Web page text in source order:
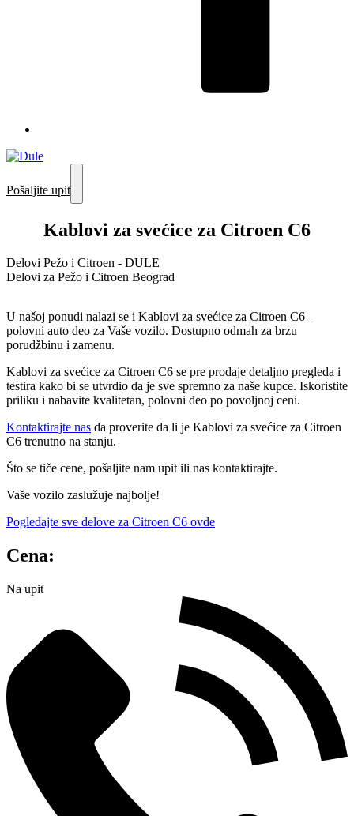
Pošaljite upit
Kablovi za svećice za Citroen C6
Delovi Pežo i Citroen - DULE
Delovi za Pežo i Citroen Beograd
U našoj ponudi nalazi se i Kablovi za svećice za Citroen C6 –
polovni auto deo za Vaše vozilo. Dostupno odmah za brzu
porudžbinu i zamenu.
Kablovi za svećice za Citroen C6 se pre prodaje detaljno pregleda i
testira kako bi se utvrdio da je sve spremno za naše kupce. Iskoristite
priliku i nabavite kvalitetan, polovni deo po povoljnoj ceni.
Kontaktirajte nas da proverite da li je Kablovi za svećice za Citroen
C6 trenutno na stanju.
Što se tiče cene, pošaljite nam upit ili nas kontaktirajte.
Vaše vozilo zaslužuje najbolje!
Pogledajte sve delove za Citroen C6 ovde
Cena:
Na upit